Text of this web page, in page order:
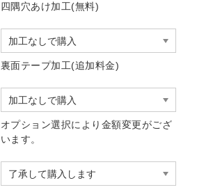
四隅穴あけ加工(無料)
裏面テープ加工(追加料金)
オプション選択により金額変更がござ
います。